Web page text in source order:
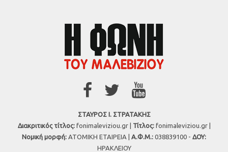
ΣΤΑΥΡΟΣ Ι. ΣΤΡΑΤΑΚΗΣ
Διακριτικός τίτλος:fonimaleviziou.gr | Τίτλος:fonimaleviziou.gr |
Νομική μορφή: ΑΤΟΜΙΚΗ ΕΤΑΙΡΕΙΑ | Α.Φ.Μ.: 038839100 - ΔΟΥ:
ΗΡΑΚΛΕΙΟΥ